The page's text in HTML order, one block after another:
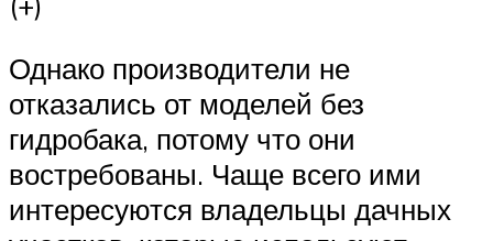
Однако производители не
отказались от моделей без
гидробака, потому что они
востребованы. Чаще всего ими
интересуются владельцы дачных